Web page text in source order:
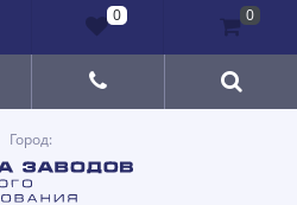
Город:
0 0